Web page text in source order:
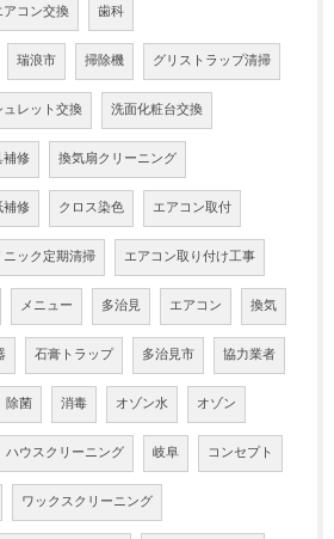
アコン交換 歯科
瑞浪市 掃除機 グリストラップ清掃
ュレット交換 洗面化粧台交換
修 換気扇クリーニング
修 クロス染色 エアコン取付
ニック定期清掃 エアコン取り付け工事
メニュー 多治見 エアコン 換気
石膏トラップ 多治見市 協力業者
除菌 消毒 オゾン水 オゾン
ハウスクリーニング 岐阜 コンセプト
ワックスクリーニング